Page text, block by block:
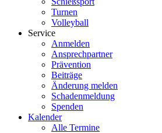
Turnen
Volleyball
Service
Anmelden
Ansprechpartner
Prävention
Beiträge
Änderung melden
Schadenmeldung
Spenden
Kalender
Alle Termine